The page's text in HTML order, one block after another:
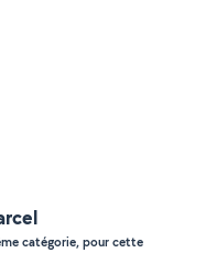
catégorie, pour cette